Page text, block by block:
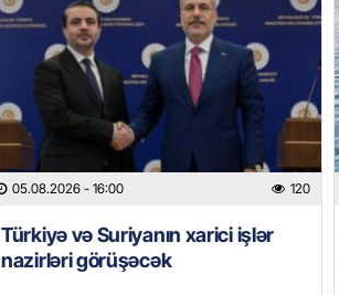
05.08.2026 - 16:00 120
Türkiyə və Suriyanın xarici işlər
nazirləri görüşəcək